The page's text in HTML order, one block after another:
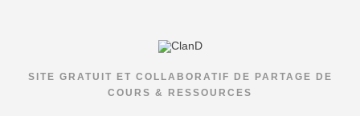
SITE GRATUIT ET COLLABORATIF DE PARTAGE DE
COURS & RESSOURCES